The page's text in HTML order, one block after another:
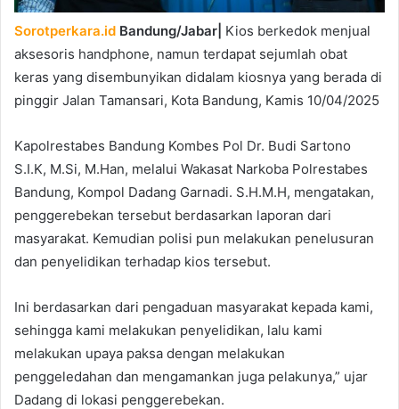
Sorotperkara.id Bandung/Jabar| Kios berkedok menjual
aksesoris handphone, namun terdapat sejumlah obat
keras yang disembunyikan didalam kiosnya yang berada di
pinggir Jalan Tamansari, Kota Bandung, Kamis 10/04/2025
Kapolrestabes Bandung Kombes Pol Dr. Budi Sartono
S.I.K, M.Si, M.Han, melalui Wakasat Narkoba Polrestabes
Bandung, Kompol Dadang Garnadi. S.H.M.H, mengatakan,
penggerebekan tersebut berdasarkan laporan dari
masyarakat. Kemudian polisi pun melakukan penelusuran
dan penyelidikan terhadap kios tersebut.
Ini berdasarkan dari pengaduan masyarakat kepada kami,
sehingga kami melakukan penyelidikan, lalu kami
melakukan upaya paksa dengan melakukan
penggeledahan dan mengamankan juga pelakunya,” ujar
Dadang di lokasi penggerebekan.